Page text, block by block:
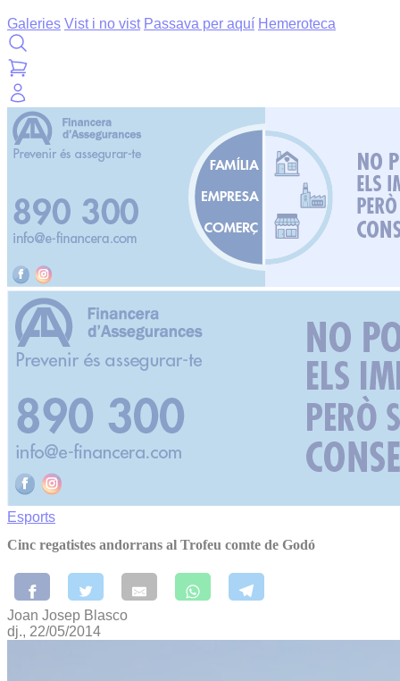
Galeries Vist i no vist Passava per aquí Hemeroteca
Esports
Cinc regatistes andorrans al Trofeu comte de Godó
Joan Josep Blasco
dj., 22/05/2014